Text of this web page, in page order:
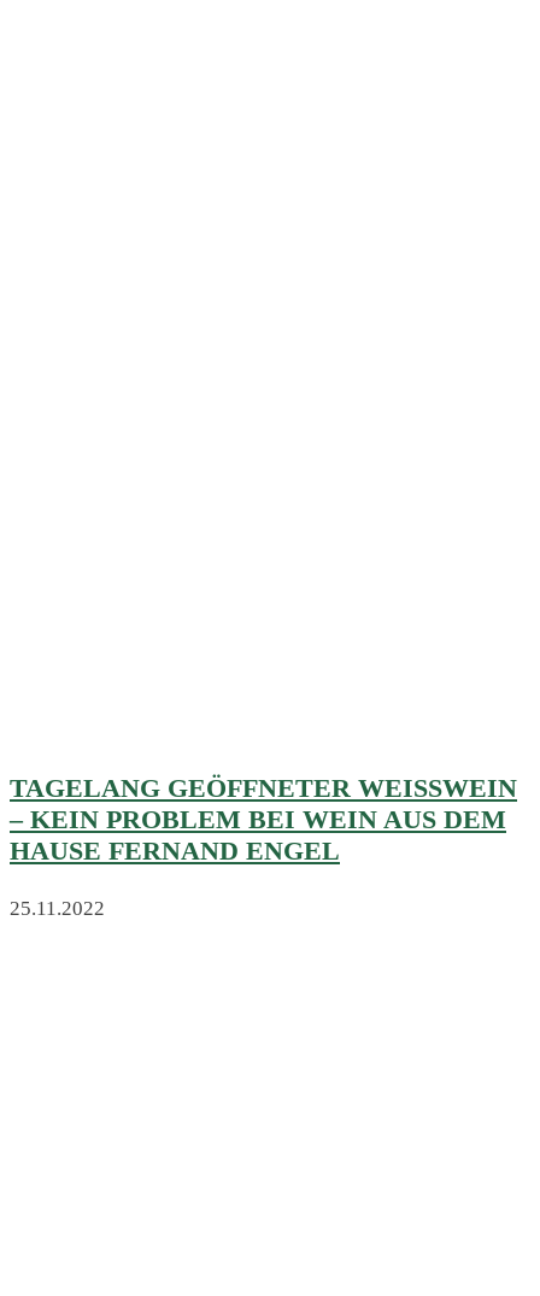
TAGELANG GEÖFFNETER WEISSWEIN –
KEIN PROBLEM BEI WEIN AUS DEM H
AUSE FERNAND ENGEL
25.11.2022